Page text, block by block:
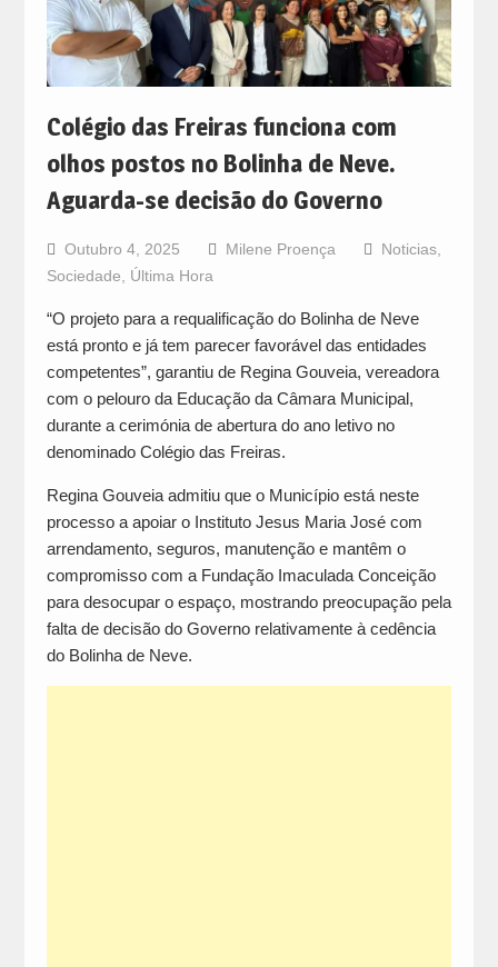
Colégio das Freiras funciona com
olhos postos no Bolinha de Neve.
Aguarda-se decisão do Governo
Outubro 4, 2025 Milene Proença Noticias,
Sociedade
Última Hora
“O projeto para a requalificação do Bolinha de Neve
está pronto e já tem parecer favorável das entidades
competentes”, garantiu de Regina Gouveia, vereadora
com o pelouro da Educação da Câmara Municipal,
durante a cerimónia de abertura do ano letivo no
denominado Colégio das Freiras.
Regina Gouveia admitiu que o Município está neste
processo a apoiar o Instituto Jesus Maria José com
arrendamento, seguros, manutenção e mantêm o
compromisso com a Fundação Imaculada Conceição
para desocupar o espaço, mostrando preocupação pela
falta de decisão do Governo relativamente à cedência
do Bolinha de Neve.